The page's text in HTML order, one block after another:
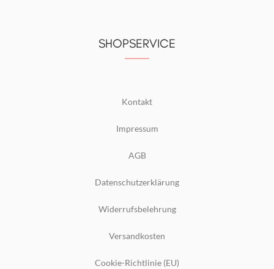
SHOPSERVICE
Kontakt
Impressum
AGB
Datenschutzerklärung
Widerrufsbelehrung
Versandkosten
Cookie-Richtlinie (EU)